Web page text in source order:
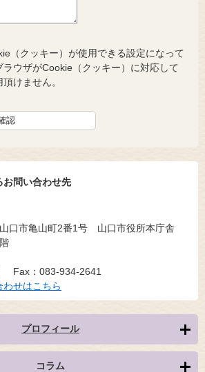
（クッキー）が使用できる設定になって
ウザがCookie（クッキー）に対応して
けません。
お問い合わせ先
山口市亀山町2番1号 山口市役所本庁舎
Fax：083-934-2641
わせはこちら
プロフィール
コラム